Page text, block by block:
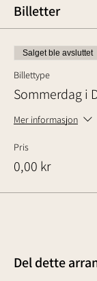
Billetter
Salget ble avsluttet
Billettype
Sommerdag i
Mer informasjon
Pris
0,00 kr
Del dette